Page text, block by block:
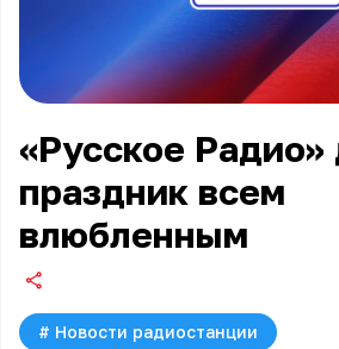
«Русское Радио»
праздник всем
влюбленным
# Новости радиостанции